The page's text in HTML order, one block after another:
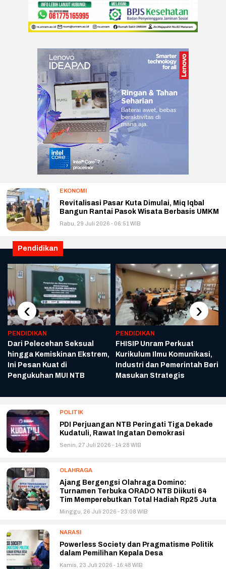
EKONOMI
Revitalisasi Pasar Kuta Dimulai, Miq Iqbal
Bangun Rantai Pasok Wisata Berbasis UMKM
Rabu, 29 Juli 2026 - 06:51 WIB
Pendidikan
PENDIDIKAN
Dari Pelecehan Seksual
hingga Kemiskinan Ekstrem,
Ini Pesan Kuat di
Pengukuhan MUI NTB
PENDIDIKAN
FHISIP Unram Perkuat
Kurikulum Ilmu Komunikasi,
Industri dan Pemerintah Beri
Masukan Strategis
‹ ›
POLITIK
PDI Perjuangan NTB Peringati Tiga Dekade
Kudatuli, Rawat Ingatan Demokrasi
Senin, 27 Juli 2026 - 14:28 WIB
OLAHRAGA
Ajang Bergengsi Olahraga Domino:
Turnamen Terbuka ORADO NTB Diikuti 64
Tim Memperebutkan Total Hadiah Rp25 Juta
Minggu, 26 Juli 2026 - 23:08 WIB
NARASI
Powerless Society dan Pragmatisme Politik
dalam Pemilihan Kepala Desa
Kamis, 23 Juli 2026 - 16:48 WIB